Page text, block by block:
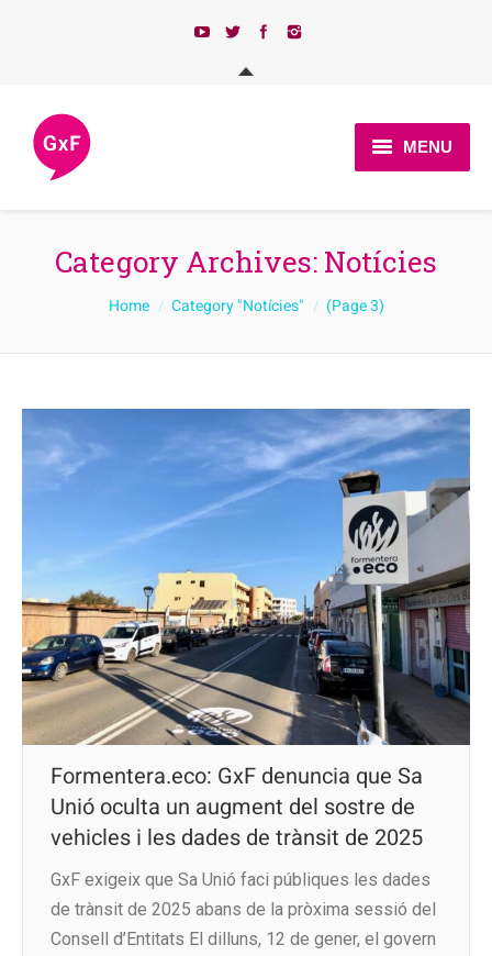
MENU
Qui som?
Actualitat
Programa
Candidatures 2023
Afilia’t
Contacte
Category Archives: Notícies
You are here:Home Category "Notícies" (Page 3)
Formentera.eco: GxF denuncia que Sa
Unió oculta un augment del sostre de
vehicles i les dades de trànsit de 2025
GxF exigeix que Sa Unió faci públiques les dades
de trànsit de 2025 abans de la pròxima sessió del
Consell d’Entitats El dilluns, 12 de gener, el govern